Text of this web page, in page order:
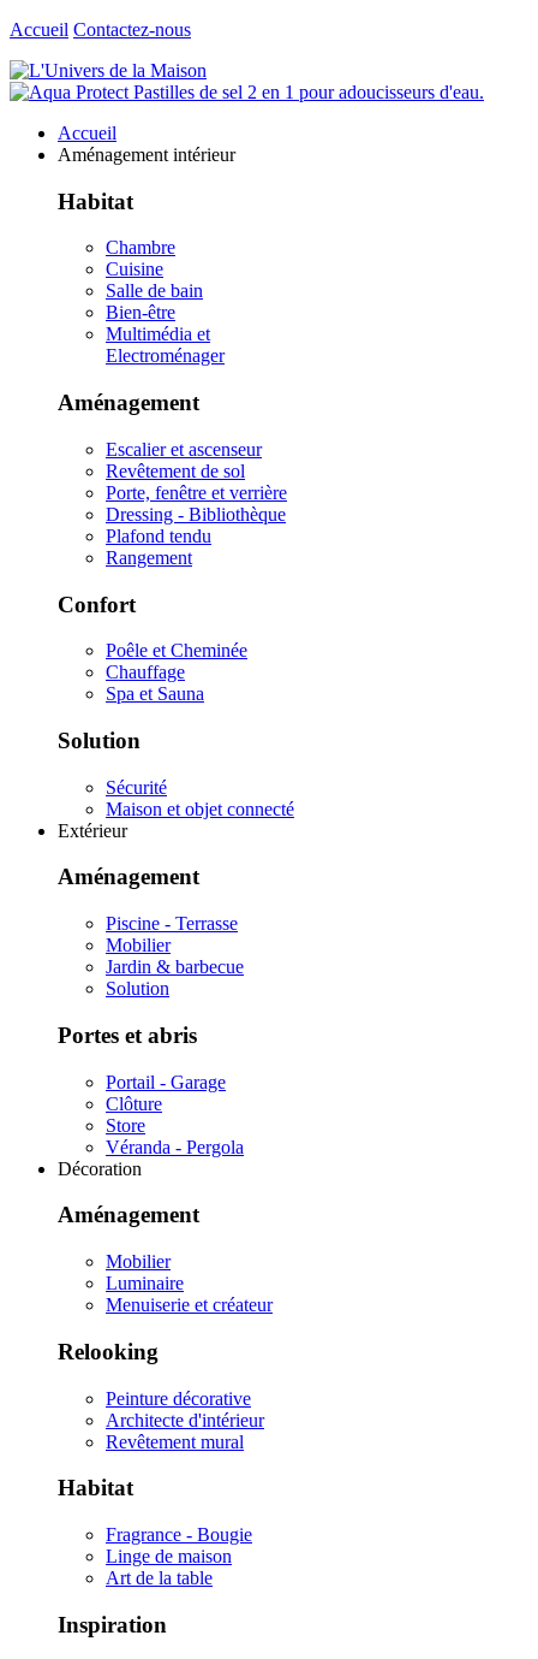
Accueil Contactez-nous
Accueil
Aménagement intérieur
Habitat
Chambre
Cuisine
Salle de bain
Bien-être
Multimédia et
Electroménager
Aménagement
Escalier et ascenseur
Revêtement de sol
Porte, fenêtre et verrière
Dressing - Bibliothèque
Plafond tendu
Rangement
Confort
Poêle et Cheminée
Chauffage
Spa et Sauna
Solution
Sécurité
Maison et objet connecté
Extérieur
Aménagement
Piscine - Terrasse
Mobilier
Jardin & barbecue
Solution
Portes et abris
Portail - Garage
Clôture
Store
Véranda - Pergola
Décoration
Aménagement
Mobilier
Luminaire
Menuiserie et créateur
Relooking
Peinture décorative
Architecte d'intérieur
Revêtement mural
Habitat
Fragrance - Bougie
Linge de maison
Art de la table
Inspiration